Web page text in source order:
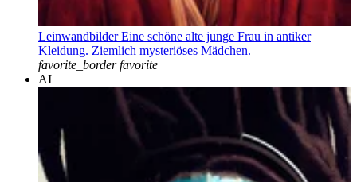
Leinwandbilder Eine schöne alte junge Frau in antiker
Kleidung. Ziemlich mysteriöses Mädchen.
favorite_border favorite
AI